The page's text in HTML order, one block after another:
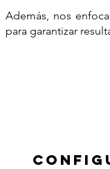
Además, nos
para garantizar